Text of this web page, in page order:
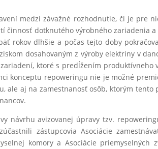
medzi závažné rozhodnutie, či je pre
činnosť dotknutého výrobného zariadenia
rokov dlhšie a počas tejto doby
dosahovaným z výroby elektriny v
ktoré s predĺžením produktívneho
konceptu repoweringu nie je možné
ale aj na zamestnanosť osôb, ktorým
návrhu avizovanej úpravy tzv.
zástupcovia Asociácie
komory a Asociácie